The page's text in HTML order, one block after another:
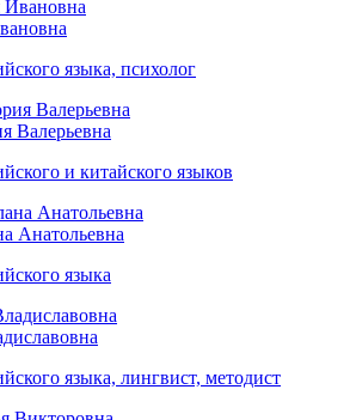
языка, психолог
Валерьевна
и китайского языков
Анатольевна
языка
языка, лингвист, методист